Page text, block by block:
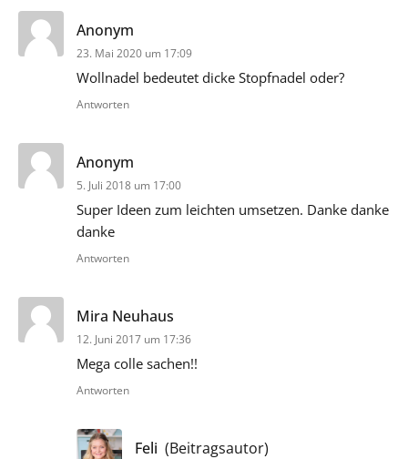
Anonym
23. Mai 2020 um 17:09
Wollnadel bedeutet dicke Stopfnadel oder?
Antworten
Anonym
5. Juli 2018 um 17:00
Super Ideen zum leichten umsetzen. Danke danke
danke
Antworten
Mira Neuhaus
12. Juni 2017 um 17:36
Mega colle sachen!!
Antworten
Feli (Beitragsautor)